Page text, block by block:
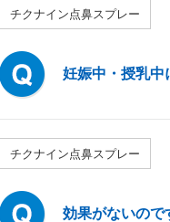
チクナイン点鼻スプレー
妊娠中・授乳中
チクナイン点鼻スプレー
効果がないので